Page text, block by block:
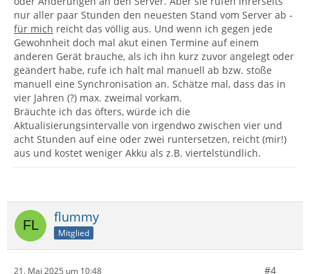
nur aller paar Stunden den neuesten Stand vom Server ab -
für mich reicht das völlig aus. Und wenn ich gegen jede
Gewohnheit doch mal akut einen Termine auf einem
anderen Gerät brauche, als ich ihn kurz zuvor angelegt oder
geändert habe, rufe ich halt mal manuell ab bzw. stoße
manuell eine Synchronisation an. Schätze mal, dass das in
vier Jahren (?) max. zweimal vorkam.
Bräuchte ich das öfters, würde ich die
Aktualisierungsintervalle von irgendwo zwischen vier und
acht Stunden auf eine oder zwei runtersetzen, reicht (mir!)
aus und kostet weniger Akku als z.B. viertelstündlich.
flummy
Mitglied
21. Mai 2025 um 10:48 #4